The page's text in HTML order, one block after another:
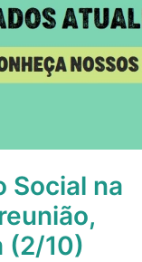
Social na
(2/10)